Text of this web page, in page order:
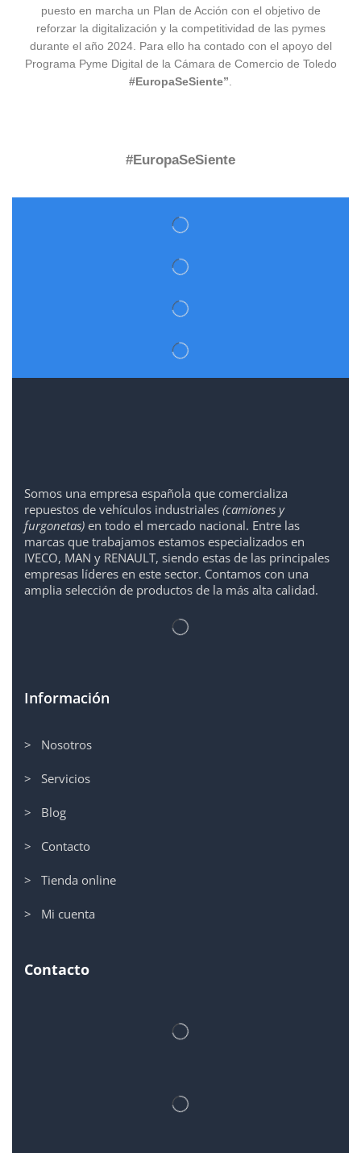
puesto en marcha un Plan de Acción con el objetivo de
reforzar la digitalización y la competitividad de las pymes
durante el año 2024. Para ello ha contado con el apoyo del
Programa Pyme Digital de la Cámara de Comercio de Toledo
#EuropaSeSiente”
#EuropaSeSiente
Somos una empresa española que comercializa
repuestos de vehículos industriales (camiones y
furgonetas) en todo el mercado nacional. Entre las
marcas que trabajamos estamos especializados en
IVECO, MAN y RENAULT, siendo estas de las principales
empresas líderes en este sector. Contamos con una
amplia selección de productos de la más alta calidad.
Información
> Nosotros
> Servicios
> Blog
> Contacto
> Tienda online
> Mi cuenta
Contacto